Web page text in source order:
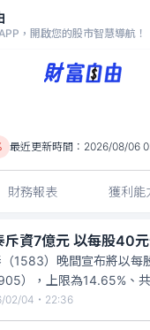
，開啟您的股市智慧導航！
34.00
0.29%
最近更新時間： 2026/08/06
財務報表 獲利能
1583）晚間宣布將以每
），上限為14.65%、
的長期投資獲利。程泰
（4日）決議，預計出
02/04・22:36